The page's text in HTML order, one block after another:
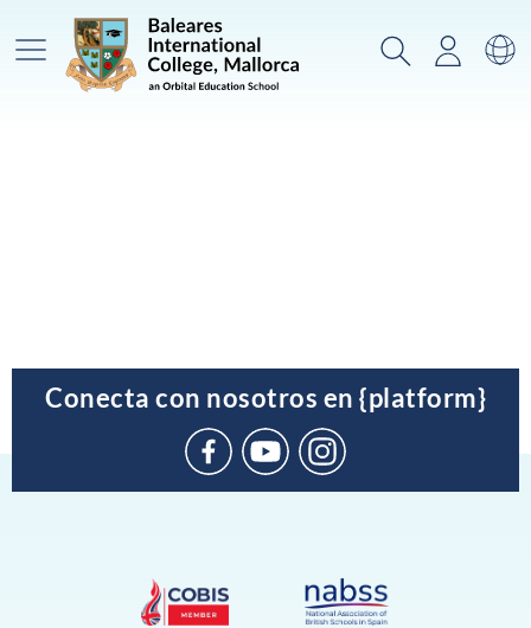
Menú prinicpal BuscarAcceso
Conecta con nosotros en {platform}
Suscríbete